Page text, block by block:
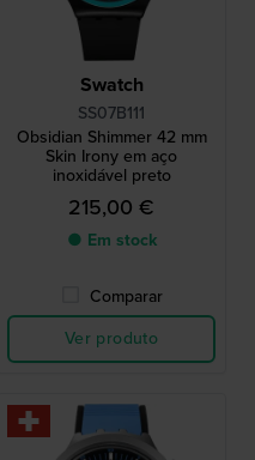
Swatch
SS07B111
Obsidian Shimmer 42 mm
Skin Irony em aço
inoxidável preto
215,00 €
● Em stock
Comparar
Ver produto